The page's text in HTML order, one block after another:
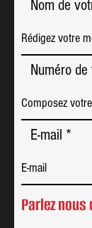
Nom de
Numéro
E-mail
Parlez